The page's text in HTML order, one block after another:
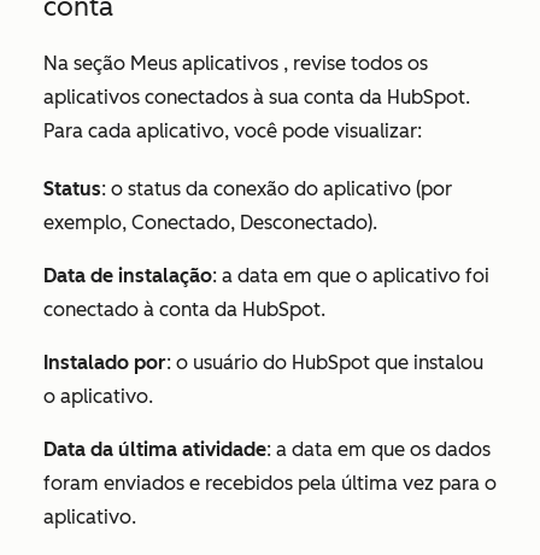
conta
Na seção Meus aplicativos , revise todos os
aplicativos conectados à sua conta da HubSpot.
Para cada aplicativo, você pode visualizar:
Status: o status da conexão do aplicativo (por
exemplo, Conectado, Desconectado).
Data de instalação: a data em que o aplicativo foi
conectado à conta da HubSpot.
Instalado por: o usuário do HubSpot que instalou
o aplicativo.
Data da última atividade: a data em que os dados
foram enviados e recebidos pela última vez para o
aplicativo.